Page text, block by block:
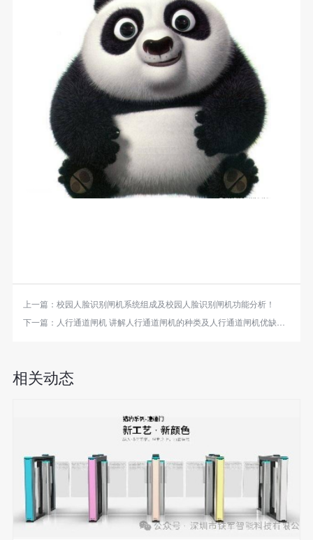
上一篇： 校园人脸识别闸机系统组成及校园人脸识别闸机功能分析！
下一篇： 人行通道闸机 讲解人行通道闸机的种类及人行通道闸机优缺点！
相关动态